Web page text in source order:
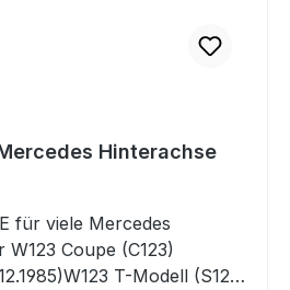
Hinterachse
für viele Mercedes
Coupe (C123)
T-Modell (S123)